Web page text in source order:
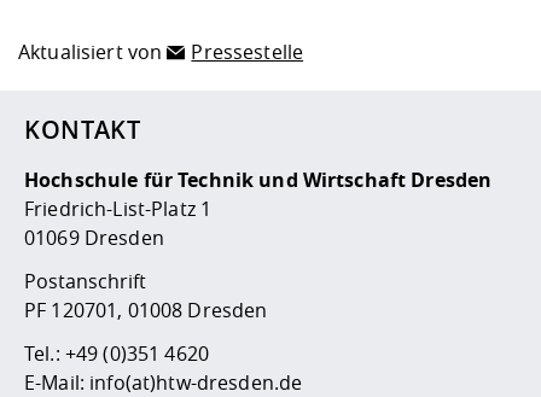
Aktualisiert von Pressestelle
KONTAKT
Hochschule für Technik und Wirtschaft Dresden
Friedrich-List-Platz 1
01069 Dresden
Postanschrift
PF 120701, 01008 Dresden
Tel.: +49 (0)351 4620
E-Mail: info(at)htw-dresden.de